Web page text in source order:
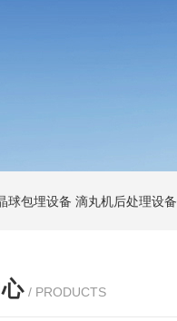
球包埋设备 滴丸机后处理设备
/ PRODUCTS